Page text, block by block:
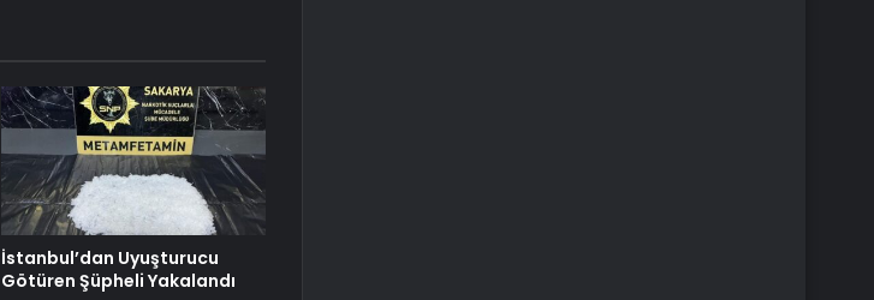
İstanbul’dan Uyuşturucu
Götüren Şüpheli Yakalandı